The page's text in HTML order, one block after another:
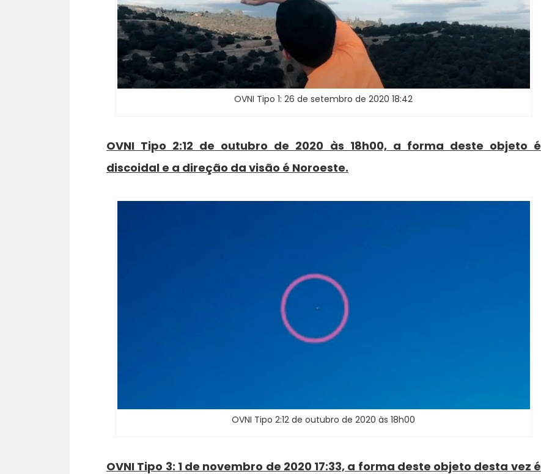
OVNI Tipo 1: 26 de setembro de 2020 18:42
OVNI Tipo 2:12 de outubro de 2020 às 18h00, a forma deste objeto é
discoidal e a direção da visão é Noroeste.
OVNI Tipo 2:12 de outubro de 2020 às 18h00
OVNI Tipo 3: 1 de novembro de 2020 17:33, a forma deste objeto desta vez é